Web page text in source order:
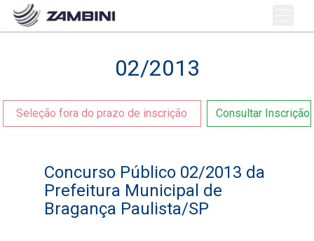
02/2013
Seleção fora do prazo de inscrição Consultar Inscrição
Concurso Público 02/2013 da
Prefeitura Municipal de
Bragança Paulista/SP